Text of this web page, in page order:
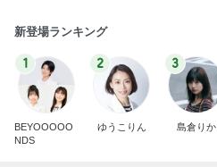
新登場ランキング
1
BEYOOOOO
NDS
2
ゆうこりん
3
島倉りか